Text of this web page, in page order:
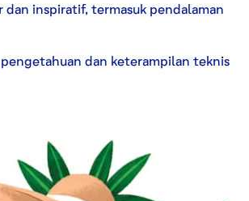
dan inspiratif, termasuk pendalaman
pengetahuan dan keterampilan teknis